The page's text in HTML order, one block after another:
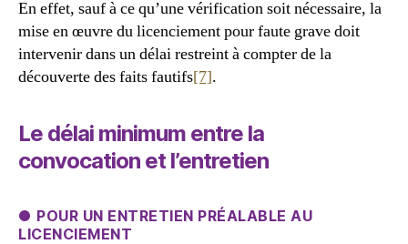
En effet, sauf à ce qu’une vérification soit nécessaire, la
mise en œuvre du licenciement pour faute grave doit
intervenir dans un délai restreint à compter de la
découverte des faits fautifs[7].
Le délai minimum entre la
convocation et l’entretien
● POUR UN ENTRETIEN PRÉALABLE AU
LICENCIEMENT